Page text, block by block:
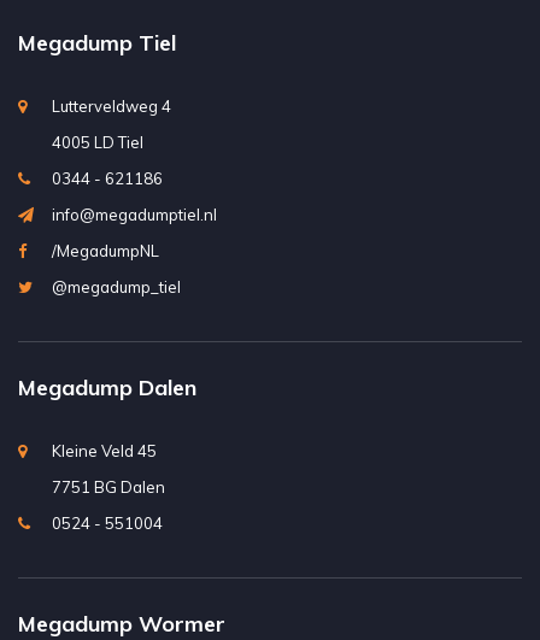
Megadump Tiel
Lutterveldweg 4
4005 LD Tiel
0344 - 621186
info@megadumptiel.nl
/MegadumpNL
@megadump_tiel
Megadump Dalen
Kleine Veld 45
7751 BG Dalen
0524 - 551004
Megadump Wormer